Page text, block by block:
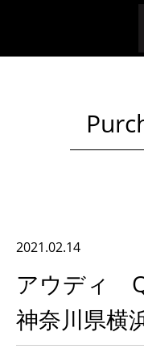
2021.02.14
アウディ
神奈川県横